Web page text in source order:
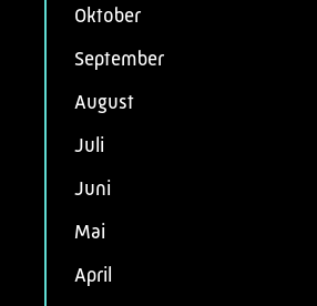
Oktober
September
August
Juli
Juni
Mai
April